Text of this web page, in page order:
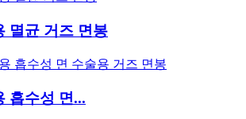
멸균 거즈 면봉
흡수성 면...